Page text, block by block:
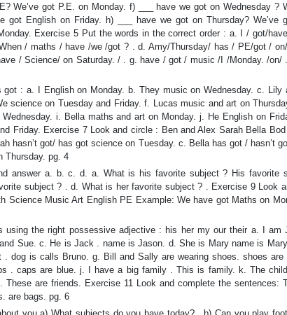
We’ve got P.E. on Monday. f) ___ have we got on Wednesday ?
got English on Friday. h) ___ have we got on Thursday? We’ve
Exercise 5 Put the words in the correct order : a. I / got/
/ maths / have /we /got ? . d. Amy/Thursday/ has / PE/got /
/ Science/ on Saturday. / . g. have / got / music /I /Monday. /on/
: a. I English on Monday. b. They music on Wednesday. c. Lily
science on Tuesday and Friday. f. Lucas music and art on
i. Bella maths and art on Monday. j. He English on
Friday. Exercise 7 Look and circle : Ben and Alex Sarah Bella Bod
hasn’t got/ has got science on Tuesday. c. Bella has got / hasn’t
Thursday. pg. 4
answer a. b. c. d. a. What is his favorite subject ? His favorite
subject ? . d. What is her favorite subject ? . Exercise 9 Look
Science Music Art English PE Example: We have got Maths on
using the right possessive adjective : his her my our their a. I am
Sue. c. He is Jack . name is Jason. d. She is Mary name is
dog is calls Bruno. g. Bill and Sally are wearing shoes. shoes are
. caps are blue. j. I have a big family . This is family. k. The
are friends. Exercise 11 Look and complete the sentences:
are bags. pg. 6